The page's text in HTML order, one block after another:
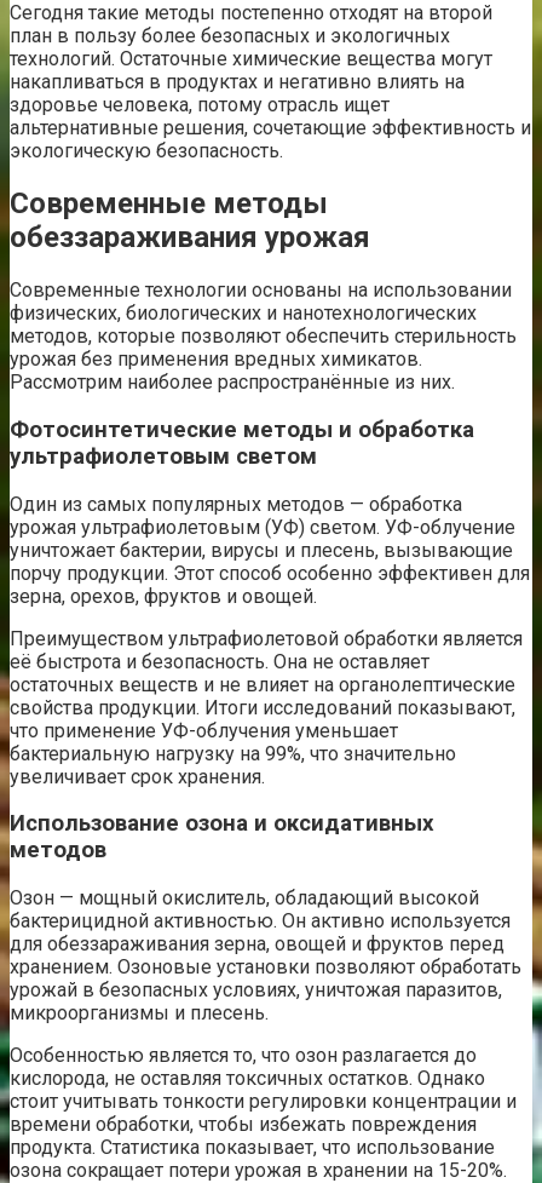
Сегодня такие методы постепенно отходят на второй
план в пользу более безопасных и экологичных
технологий. Остаточные химические вещества могут
накапливаться в продуктах и негативно влиять на
здоровье человека, потому отрасль ищет
альтернативные решения, сочетающие эффективность и
экологическую безопасность.
Современные методы
обеззараживания урожая
Современные технологии основаны на использовании
физических, биологических и нанотехнологических
методов, которые позволяют обеспечить стерильность
урожая без применения вредных химикатов.
Рассмотрим наиболее распространённые из них.
Фотосинтетические методы и обработка
ультрафиолетовым светом
Один из самых популярных методов — обработка
урожая ультрафиолетовым (УФ) светом. УФ-облучение
уничтожает бактерии, вирусы и плесень, вызывающие
порчу продукции. Этот способ особенно эффективен для
зерна, орехов, фруктов и овощей.
Преимуществом ультрафиолетовой обработки является
её быстрота и безопасность. Она не оставляет
остаточных веществ и не влияет на органолептические
свойства продукции. Итоги исследований показывают,
что применение УФ-облучения уменьшает
бактериальную нагрузку на 99%, что значительно
увеличивает срок хранения.
Использование озона и оксидативных
методов
Озон — мощный окислитель, обладающий высокой
бактерицидной активностью. Он активно используется
для обеззараживания зерна, овощей и фруктов перед
хранением. Озоновые установки позволяют обработать
урожай в безопасных условиях, уничтожая паразитов,
микроорганизмы и плесень.
Особенностью является то, что озон разлагается до
кислорода, не оставляя токсичных остатков. Однако
стоит учитывать тонкости регулировки концентрации и
времени обработки, чтобы избежать повреждения
продукта. Статистика показывает, что использование
озона сокращает потери урожая в хранении на 15-20%.